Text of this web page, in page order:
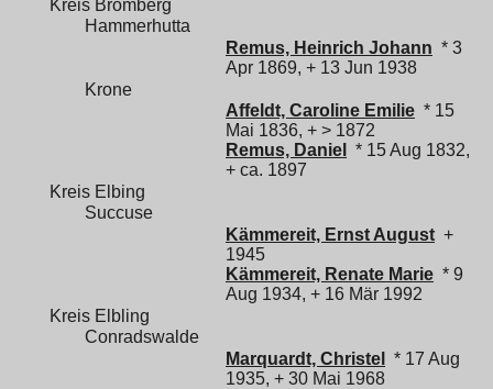
Kreis Bromberg
Hammerhutta
Remus, Heinrich Johann * 3
Apr 1869, + 13 Jun 1938
Krone
Affeldt, Caroline Emilie * 15
Mai 1836, + > 1872
Remus, Daniel
* 15 Aug 1832,
+ ca. 1897
Kreis Elbing
Succuse
Kämmereit, Ernst August +
1945
Kämmereit, Renate Marie * 9
Aug 1934, + 16 Mär 1992
Kreis Elbling
Conradswalde
Marquardt, Christel
* 17 Aug
1935, + 30 Mai 1968